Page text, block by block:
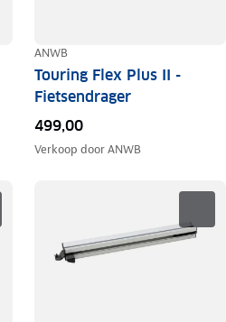
ANWB
Touring Flex Plus II -
Fietsendrager
499,00
Verkoop doorANWB